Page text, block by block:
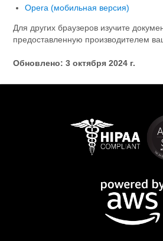
Opera (мобильная версия)
Для других браузеров изучите
предоставленную производителем
Обновлено: 3 октября 2024 г.